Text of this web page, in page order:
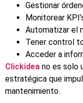
Gestionar
Monitorear
Automatizar el
Tener control
Acceder a
Clickidea no es solo
estratégica que
mantenimiento.